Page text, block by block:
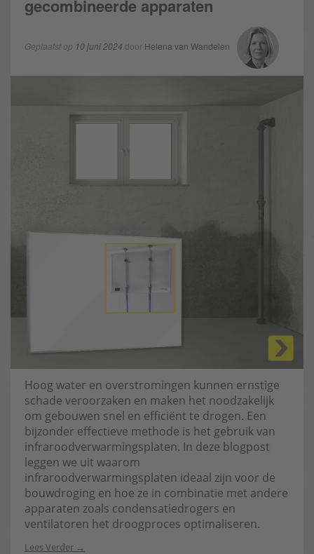
gecombineerde apparaten
Geplaatst op 10 juni 2024 door Helena van Wandelen
Hoog water en overstromingen kunnen ernstige
schade veroorzaken en maken het noodzakelijk
om gebouwen snel en efficiënt te drogen. Een
bijzonder effectieve methode is het gebruik van
infraroodverwarmingsplaten. In deze blogpost
leggen we uit waarom
infraroodverwarmingsplaten ideaal zijn voor de
bouwdroging en hoe ze in combinatie met andere
apparaten zoals condensatiedrogers en
ventilatoren het droogproces optimaliseren.
Lees Verder